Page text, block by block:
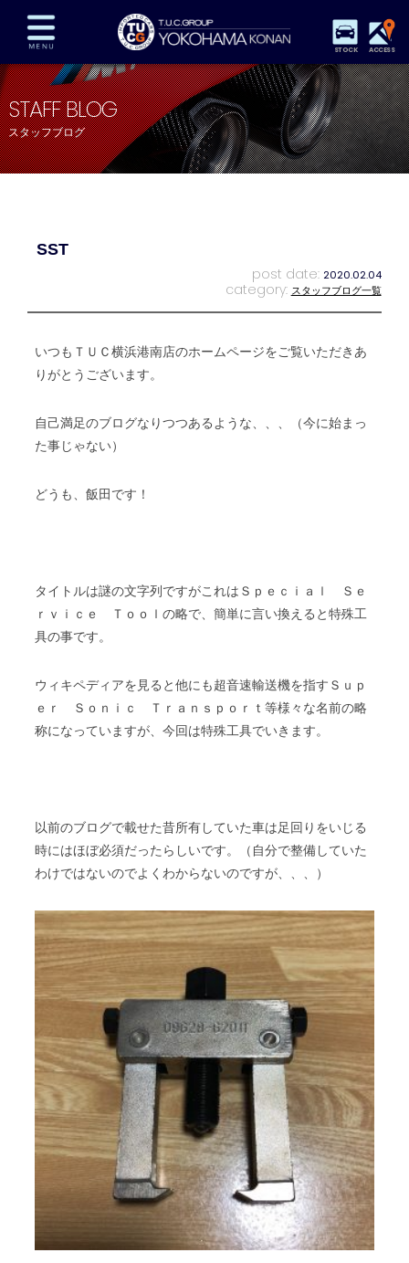
STOCK ACCESS
在庫車両情報 保証&サービス パーツリスト
TUCとは？ 店舗情報 アクセスマップ
全国納車 特別作業 注文販売
STAFF BLOG
スタッフブログ
SST
post date: 2020.02.04
category: スタッフブログ一覧
いつもＴＵＣ横浜港南店のホームページをご覧いただきあ
りがとうございます。
自己満足のブログなりつつあるような、、、（今に始まっ
た事じゃない）
どうも、飯田です！
タイトルは謎の文字列ですがこれはＳｐｅｃｉａｌ Ｓｅ
ｒｖｉｃｅ Ｔｏｏｌの略で、簡単に言い換えると特殊工
具の事です。
ウィキペディアを見ると他にも超音速輸送機を指すＳｕｐ
ｅｒ Ｓｏｎｉｃ Ｔｒａｎｓｐｏｒｔ等様々な名前の略
称になっていますが、今回は特殊工具でいきます。
以前のブログで載せた昔所有していた車は足回りをいじる
時にはほぼ必須だったらしいです。（自分で整備していた
わけではないのでよくわからないのですが、、、）